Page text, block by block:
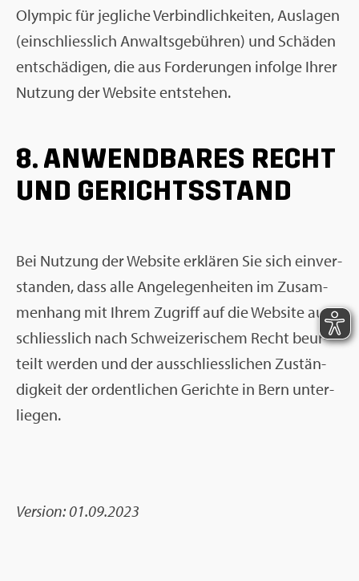
Olym­pic für jeg­li­che Ver­bind­lich­kei­ten, Aus­la­gen
(ein­schliess­lich An­walts­ge­büh­ren) und Schä­den
ent­schä­di­gen, die aus For­de­run­gen in­fol­ge Ihrer
Nut­zung der Web­site ent­ste­hen.
8. AN­WEND­BA­RES RECHT
UND GE­RICHTS­STAND
Bei Nut­zung der Web­site er­klä­ren Sie sich ein­ver­
stan­den, dass alle An­ge­le­gen­hei­ten im Zu­sam­
men­hang mit Ihrem Zu­griff auf die Web­site aus­
schliess­lich nach Schwei­ze­ri­schem Recht be­ur­
teilt wer­den und der aus­schliess­li­chen Zu­stän­
dig­keit der or­dent­li­chen Ge­rich­te in Bern un­ter­
lie­gen.
Ver­si­on: 01.09.2023